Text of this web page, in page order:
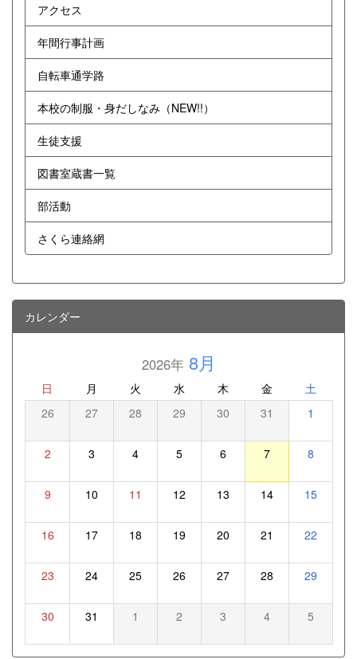
アクセス
年間行事計画
自転車通学路
本校の制服・身だしなみ（NEW!!）
生徒支援
図書室蔵書一覧
部活動
さくら連絡網
カレンダー
2026年8月
日 月 火 水 木 金 土
26 27 28 29 30 31 1
2 3 4 5 6 7 8
9 10 11 12 13 14 15
16 17 18 19 20 21 22
23 24 25 26 27 28 29
30 31 1 2 3 4 5